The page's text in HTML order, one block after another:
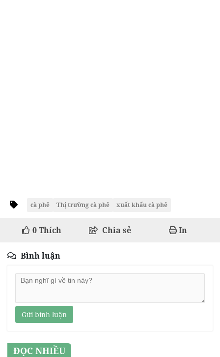
cà phê Thị trường cà phê xuất khẩu cà phê
0Thích Chia sẻ In
Bình luận
Gửi bình luận
ĐỌC NHIỀU